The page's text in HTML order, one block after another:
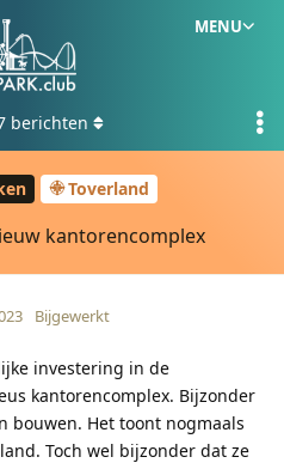
MENU
Toverland
kantorencomplex
berichten
Bijgewerkt
investering in de
kantorencomplex. Bijzonder
bouwen. Het toont nogmaals
Toch wel bijzonder dat ze